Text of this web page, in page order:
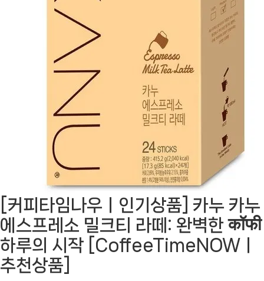
[커피타임나우ㅣ인기상품] 카누 카누
에스프레소 밀크티 라떼: 완벽한 कॉफी
하루의 시작 [CoffeeTimeNOWㅣ
추천상품]